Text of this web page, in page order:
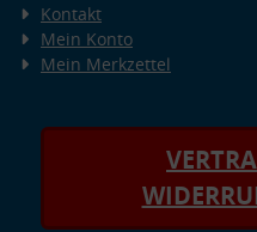
Kontakt
Mein Konto
Mein Merkzettel